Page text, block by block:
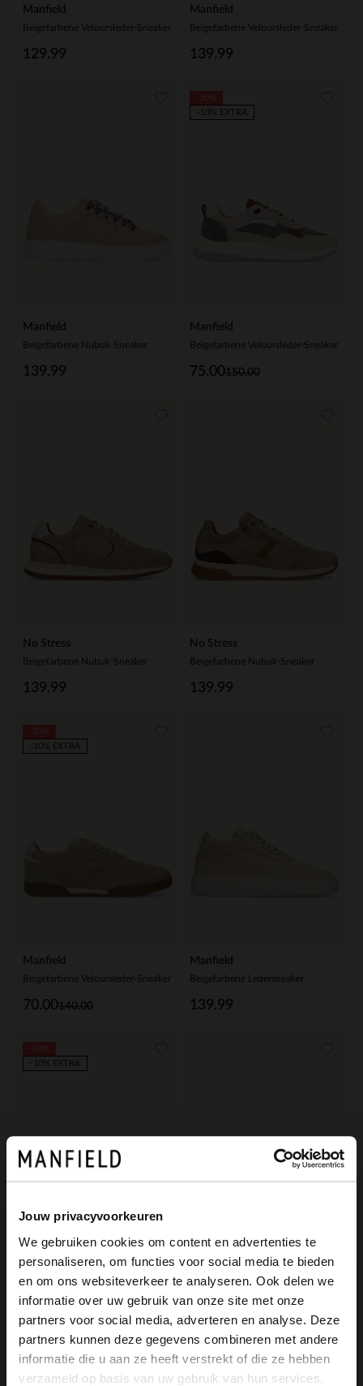
Jouw privacyvoorkeuren
We gebruiken cookies om content en advertenties te
personaliseren, om functies voor social media te bieden
en om ons websiteverkeer te analyseren. Ook delen we
informatie over uw gebruik van onze site met onze
partners voor social media, adverteren en analyse. Deze
partners kunnen deze gegevens combineren met andere
informatie die u aan ze heeft verstrekt of die ze hebben
verzameld op basis van uw gebruik van hun services.
Manfield
Beigefarbene Veloursleder-Sneaker
129.99
Manfield
Beigefarbene Veloursleder-Sneaker
139.99
Manfield
Beigefarbene Nubuk-Sneaker
139.99
Manfield
Beigefarbene Veloursleder-Sneaker
150.00
75.00
-10% EXTRA
No Stress
Beigefarbene Nubuk-Sneaker
139.99
No Stress
Beigefarbene Nubuk-Sneaker
139.99
Manfield
Beigefarbene Veloursleder-Sneaker
140.00
70.00
-10% EXTRA
Manfield
Beigefarbene Ledersneaker
139.99
No Stress
Braune Nubuk-Sneaker
130.00
52.00
-10% EXTRA
Van Lier
Beigefarbene Veloursleder-Sneaker
189.99
-60%
-10% EXTRA
×
View this website in English?
It looks like your language isn't Dutch. Would
you like to switch to English?